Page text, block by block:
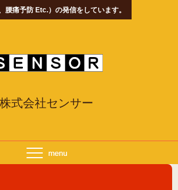
腰痛予防 Etc.）の発信をしています。
株式会社センサー